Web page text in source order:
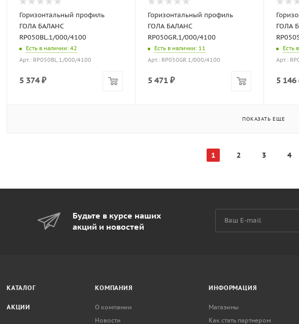
Горизонтальный профиль
ГОЛА БАЛАНС
RP050BL.1/000/4100
Есть в наличии: 42
Арт.: RP050BL.1/000/4100
5 374₽
Горизонтальный профиль
ГОЛА БАЛАНС
RP050GR.1/000/4100
Есть в наличии: 11
Арт.: RP050GR.1/000/4100
5 471 ₽
ГОЛА
Есть
Арт.:
5 146
ПОКАЗАТЬ ЕЩЕ
1 2 3 4
Будьте в курсе наших
акций и новостей
КАТАЛОГ
АКЦИИ
КОМПАНИЯ
О компании
Новости
ИНФОРМАЦИЯ
Магазины
Как стать партнером